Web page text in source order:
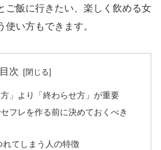
ご飯に行きたい、楽しく飲める女
い方もできます。
目次
」より「終わらせ方」が重要
フレを作る前に決めておくべき
れてしまう人の特徴